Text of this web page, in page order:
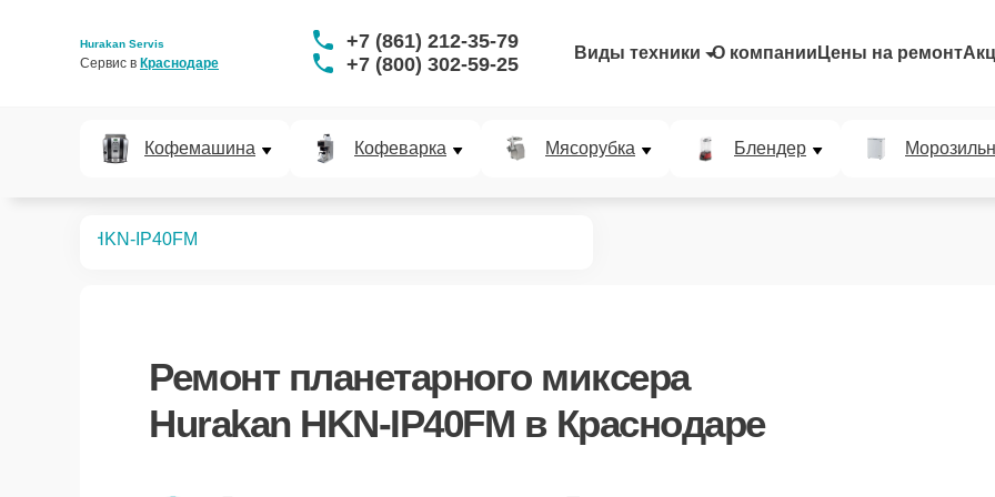
Hurakan Servis
Сервис в Краснодаре
+7 (861) 212-35-79
+7 (800) 302-59-25
Виды техники О компании Цены на ремонт
Кофемашина Кофеварка Мясорубка Блендер
HKN-IP40FM
Ремонт планетарного миксера
Hurakan HKN-IP40FM в Краснодаре